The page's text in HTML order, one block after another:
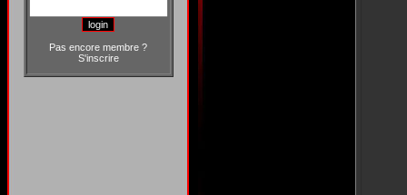
Pas encore membre ?
S'inscrire